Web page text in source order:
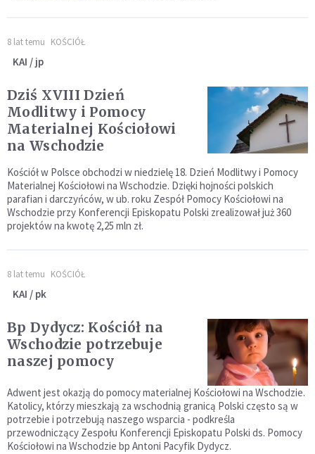
8 lat temu KOŚCIÓŁ
KAI / jp
Dziś XVIII Dzień
Modlitwy i Pomocy
Materialnej Kościołowi
na Wschodzie
Kościół w Polsce obchodzi w niedzielę 18. Dzień Modlitwy i Pomocy
Materialnej Kościołowi na Wschodzie. Dzięki hojności polskich
parafian i darczyńców, w ub. roku Zespół Pomocy Kościołowi na
Wschodzie przy Konferencji Episkopatu Polski zrealizował już 360
projektów na kwotę 2,25 mln zł.
8 lat temu KOŚCIÓŁ
KAI / pk
Bp Dydycz: Kościół na
Wschodzie potrzebuje
naszej pomocy
Adwent jest okazją do pomocy materialnej Kościołowi na Wschodzie.
Katolicy, którzy mieszkają za wschodnią granicą Polski często są w
potrzebie i potrzebują naszego wsparcia - podkreśla
przewodniczący Zespołu Konferencji Episkopatu Polski ds. Pomocy
Kościołowi na Wschodzie bp Antoni Pacyfik Dydycz.